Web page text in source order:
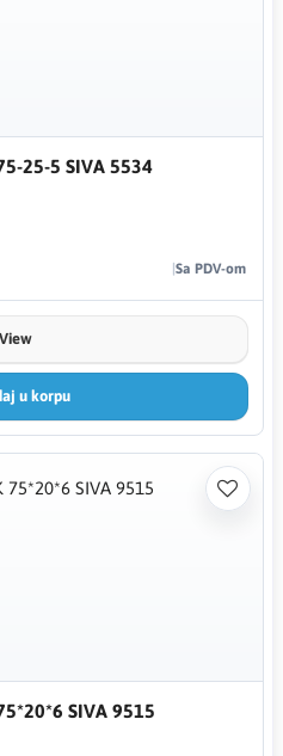
25-5 SIVA 5534
Sa PDV-om
View
u korpu
SIVA 9515